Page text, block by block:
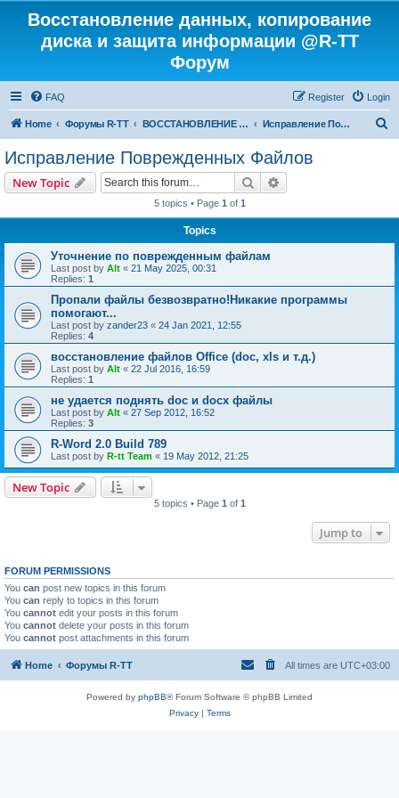
Восстановление данных, копирование
диска и защита информации @R-TT
Форум
FAQ Login
Register
Home Форумы R-TT ВОССТАНОВЛЕНИЕ ДАННЫХ И УДАЛЕННЫХ ФАЙЛОВ Исправление Поврежденных Файлов
Исправление Поврежденных Файлов
New Topic Search
5 topics • Page 1 of 1
Topics
Уточнение по поврежденным файлам
Last post by Alt « 21 May 2025, 00:31
Replies: 1
Пропали файлы безвозвратно!Никакие программы
помогают...
Last post by zander23 « 24 Jan 2021, 12:55
Replies: 4
восстановление файлов Office (doc, xls и т.д.)
Last post by Alt « 22 Jul 2016, 16:59
Replies: 1
не удается поднять doc и docx файлы
Last post by Alt « 27 Sep 2012, 16:52
Replies: 3
R-Word 2.0 Build 789
Last post by R-tt Team « 19 May 2012, 21:25
New Topic
5 topics • Page 1 of 1
Jump to
FORUM PERMISSIONS
You can post new topics in this forum
You can reply to topics in this forum
You cannot edit your posts in this forum
You cannot delete your posts in this forum
You cannot post attachments in this forum
Home Форумы R-TT All times are UTC+03:00
Powered by phpBB® Forum Software © phpBB Limited
Privacy| Terms